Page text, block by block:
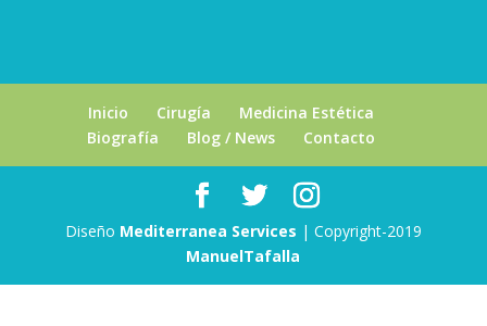
Inicio Cirugía
Medicina Estética
Biografía
Blog / News Contacto
Diseño Mediterranea Services | Copyright-2019
ManuelTafalla